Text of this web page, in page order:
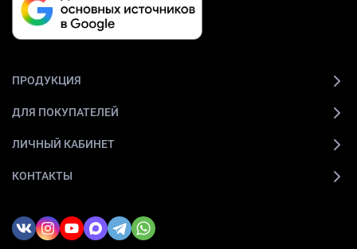
ПРОДУКЦИЯ
ДЛЯ ПОКУПАТЕЛЕЙ
ЛИЧНЫЙ КАБИНЕТ
КОНТАКТЫ